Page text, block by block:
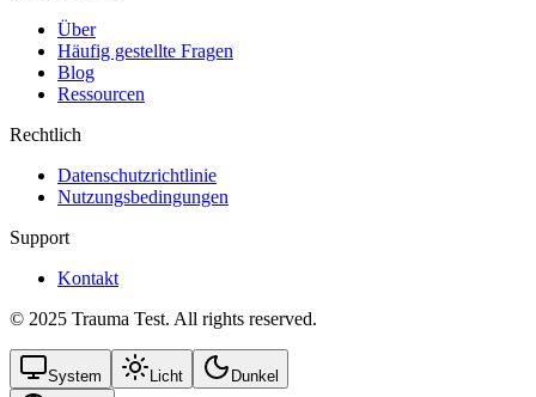
Über
Häufig gestellte Fragen
Blog
Ressourcen
Rechtlich
Datenschutzrichtlinie
Nutzungsbedingungen
Support
Kontakt
© 2025 Trauma Test. All rights reserved.
System Licht Dunkel